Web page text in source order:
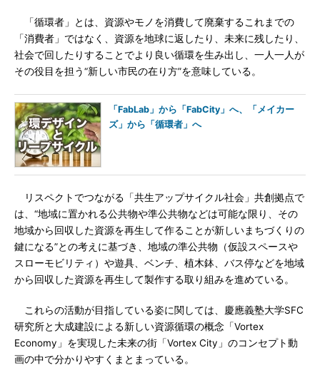
「循環者」とは、資源やモノを消費して廃棄するこれまでの
「消費者」ではなく、資源を地球に返したり、未来に残したり、
社会で回したりすることでより良い循環を生み出し、一人一人が
その役目を担う“新しい市民の在り方”を意味している。
「FabLab」から「FabCity」へ、「メイカー
ズ」から「循環者」へ
リスペクトでつながる「共生アップサイクル社会」共創拠点で
は、“地域に置かれる公共物や準公共物などは可能な限り、その
地域から回収した資源を再生して作ることが新しいまちづくりの
鍵になる”との考えに基づき、地域の準公共物（仮設スペースや
スローモビリティ）や遊具、ベンチ、植木鉢、バス停などを地域
から回収した資源を再生して製作する取り組みを進めている。
これらの活動が目指している姿に関しては、慶應義塾大学SFC
研究所と大成建設による新しい資源循環の概念「Vortex
Economy」を実現した未来の街「Vortex City」のコンセプト動
画の中で分かりやすくまとまっている。